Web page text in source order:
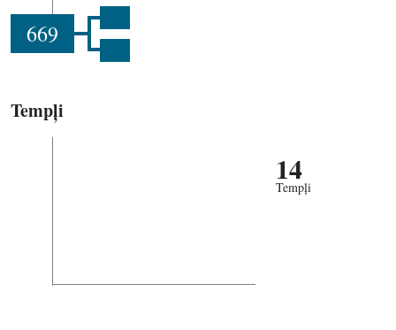
669
Tempļi
14
Tempļi